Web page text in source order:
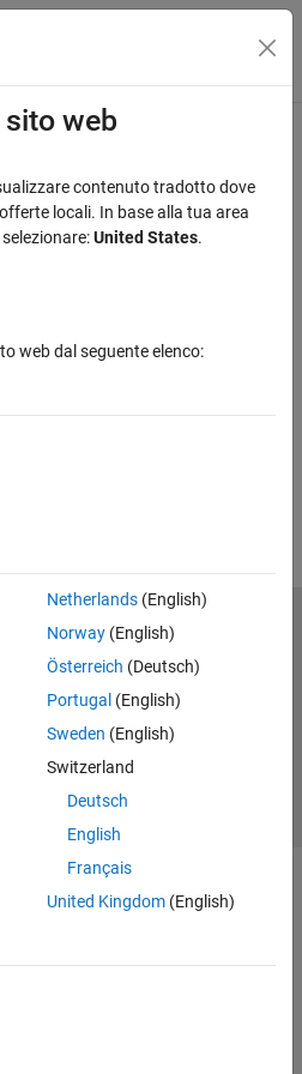
di navigazione
was this information?
web
contenuto tradotto dove
locali. In base alla tua area
United States.
web dal seguente elenco:
Netherlands(English)
Norway(English)
Österreich (Deutsch)
Portugal (English)
Sweden (English)
Switzerland
Deutsch
English
Français
United Kingdom(English)
Informativa sulla privacy
Contatti
Inc.